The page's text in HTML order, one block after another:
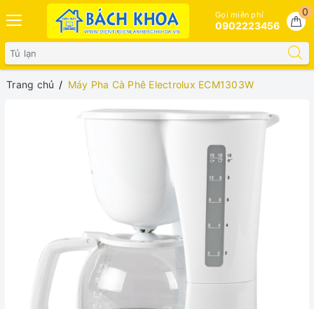
0
Gọi miễn phí
0902223456
Trang chủ Máy Pha Cà Phê Electrolux ECM1303W